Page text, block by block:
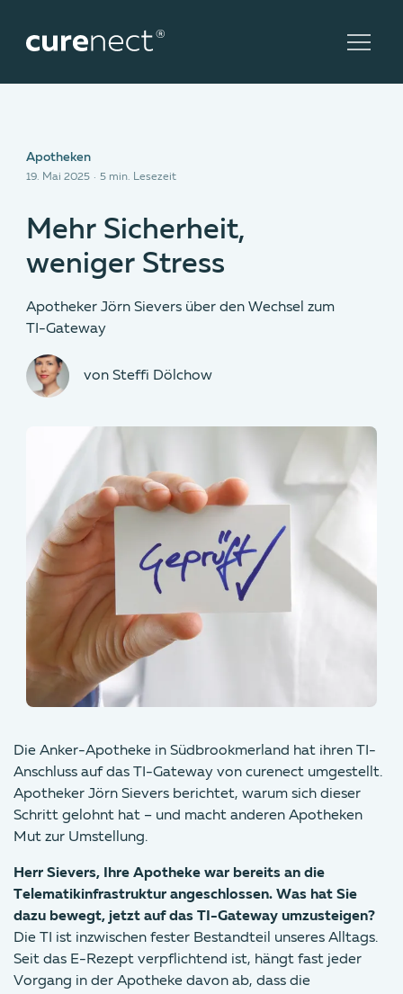
Apotheken
19. Mai 2025 · 5 min. Lesezeit
Mehr Sicherheit,
weniger Stress
Apotheker Jörn Sievers über den Wechsel zum
TI-Gateway
von Steffi Dölchow
Die Anker-Apotheke in Südbrookmerland hat ihren TI-
Anschluss auf das TI-Gateway von curenect umgestellt.
Apotheker Jörn Sievers berichtet, warum sich dieser
Schritt gelohnt hat – und macht anderen Apotheken
Mut zur Umstellung.
Herr Sievers, Ihre Apotheke war bereits an die
Telematikinfrastruktur angeschlossen. Was hat Sie
dazu bewegt, jetzt auf das TI-Gateway umzusteigen?
Die TI ist inzwischen fester Bestandteil unseres Alltags.
Seit das E-Rezept verpflichtend ist, hängt fast jeder
Vorgang in der Apotheke davon ab, dass die